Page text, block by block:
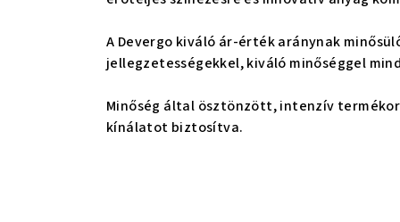
A Devergo kiváló ár-érték aránynak
jellegzetességekkel, kiváló minőséggel
Minőség által ösztönzött, intenzív
kínálatot biztosítva.